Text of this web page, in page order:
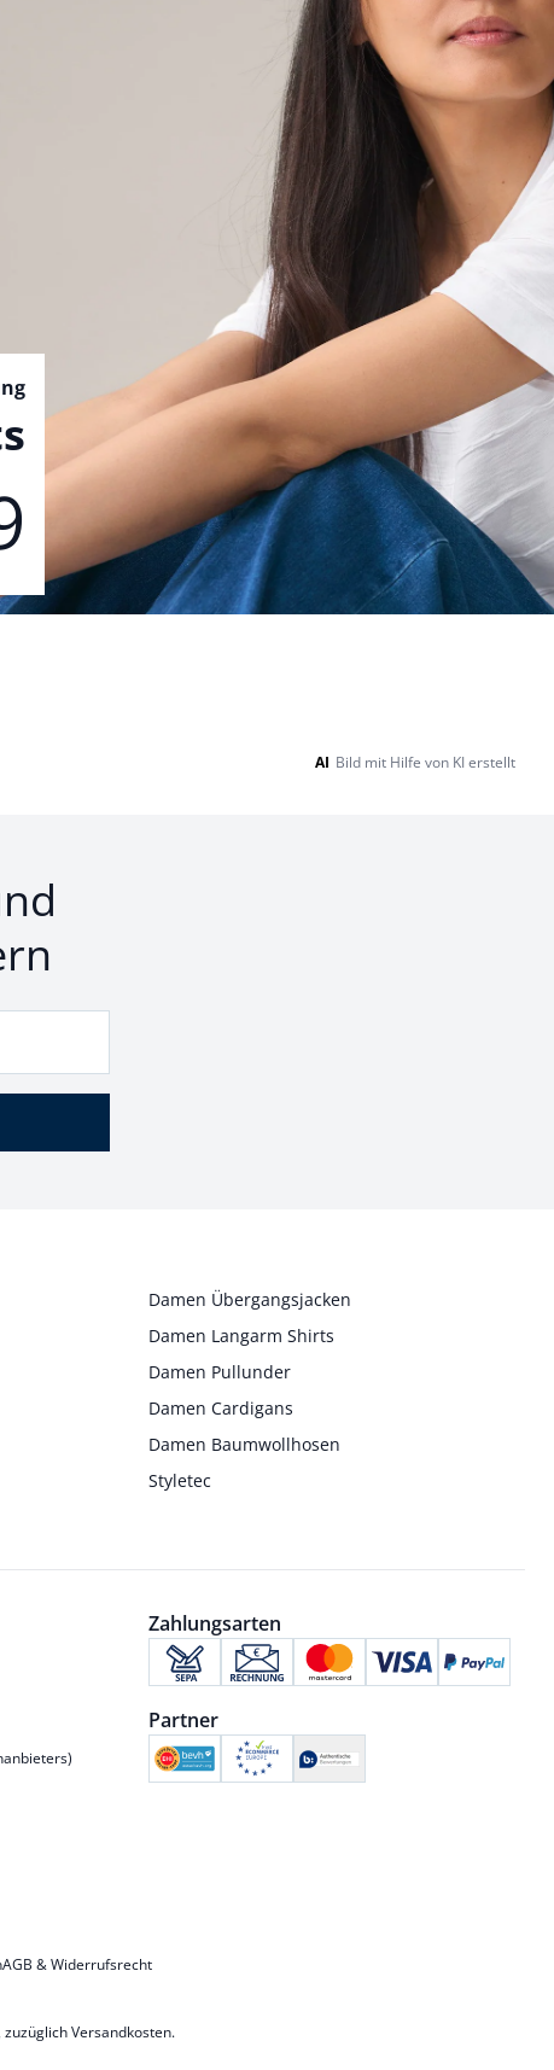
Bildverlinkung
AI Bild mit Hilfe von KI erstellt
Damen Übergangsjacken
Damen Langarm Shirts
Damen Pullunder
Damen Cardigans
Damen Baumwollhosen
Styletec
Zahlungsarten
Partner
AGB & Widerrufsrecht
zuzüglichVersandkosten.